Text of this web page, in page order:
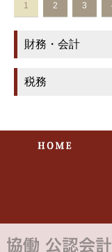
1 2 3
財務・会計
税務